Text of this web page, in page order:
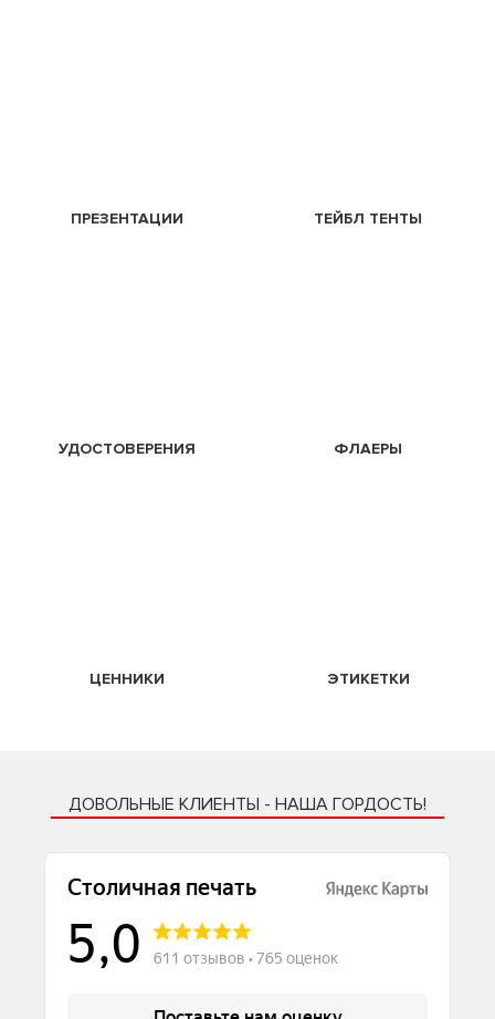
ПРЕЗЕНТАЦИИ ТЕЙБЛ ТЕНТЫ
УДОСТОВЕРЕНИЯ ФЛАЕРЫ
ЦЕННИКИ ЭТИКЕТКИ
ДОВОЛЬНЫЕ КЛИЕНТЫ - НАША ГОРДОСТЬ!